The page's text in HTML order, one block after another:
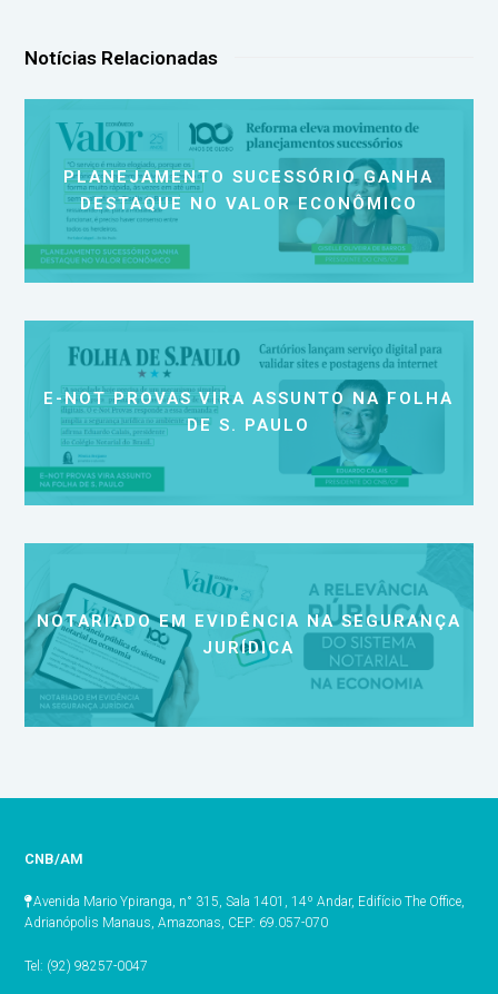
Notícias Relacionadas
PLANEJAMENTO SUCESSÓRIO GANHA
DESTAQUE NO VALOR ECONÔMICO
E-NOT PROVAS VIRA ASSUNTO NA FOLHA
DE S. PAULO
NOTARIADO EM EVIDÊNCIA NA SEGURANÇA
JURÍDICA
CNB/AM
Avenida Mario Ypiranga, n° 315, Sala 1401, 14º Andar, Edifício The Office,
Adrianópolis Manaus, Amazonas, CEP: 69.057-070
Tel: (92) 98257-0047